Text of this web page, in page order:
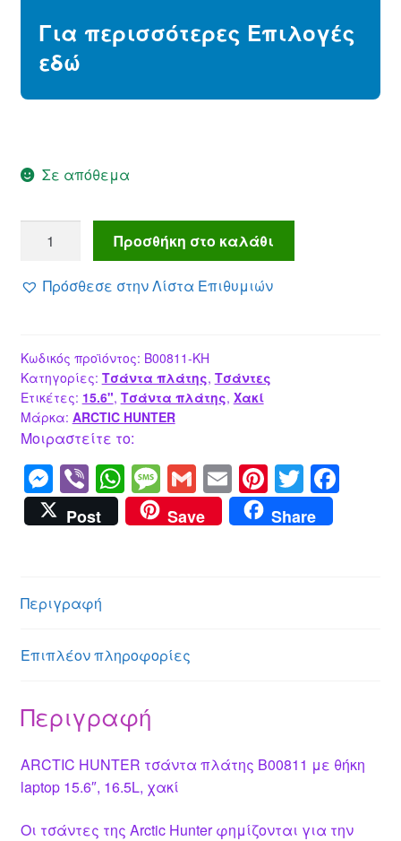
42.90 €.
Για περισσότερες Επιλογές
εδώ
Σε απόθεμα
HUNTER
τσάντα
πλάτης
laptop
15.6",
16.5L,
χακί
Προσθήκη στο καλάθι
Πρόσθεσε στην Λίστα Επιθυμιών
Κωδικός προϊόντος: B00811-KH
Κατηγορίες: Τσάντα πλάτης, Τσάντες
Ετικέτες: 15.6", Τσάντα πλάτης, Χακί
Μάρκα: ARCTIC HUNTER
Μοιραστείτε το:
M
e
ss
n
g
er
Vi
b
er
W
h
at
p
M
e
ss
G
m
ail
E
m
ail
Pi
nt
er
T
wi
tt
F
Post Save Share
Περιγραφή
Επιπλέον πληροφορίες
Περιγραφή
ARCTIC HUNTER τσάντα πλάτης B00811 με θήκη
laptop 15.6″, 16.5L, χακί
Οι τσάντες της Arctic Hunter φημίζονται για την